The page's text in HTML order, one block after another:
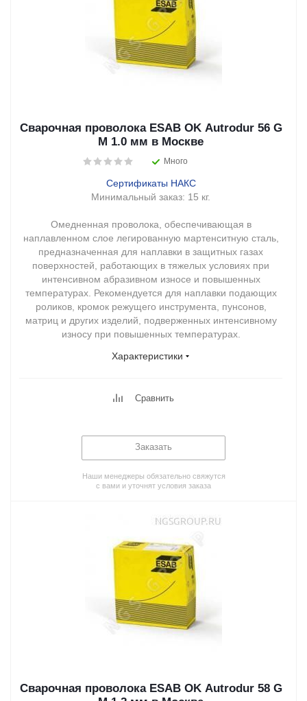
Сварочная проволока ESAB OK Autrodur 56 G
M 1.0 мм в Москве
Много
Сертификаты НАКС
Минимальный заказ: 15 кг.
Омедненная проволока, обеспечивающая в
наплавленном слое легированную мартенситную сталь,
предназначенная для наплавки в защитных газах
поверхностей, работающих в тяжелых условиях при
интенсивном абразивном износе и повышенных
температурах. Рекомендуется для наплавки подающих
роликов, кромок режущего инструмента, пунсонов,
матриц и других изделий, подверженных интенсивному
износу при повышенных температурах.
Характеристики
Сравнить
Заказать
Наши менеджеры обязательно свяжутся
с вами и уточнят условия заказа
Сварочная проволока ESAB OK Autrodur 58 G